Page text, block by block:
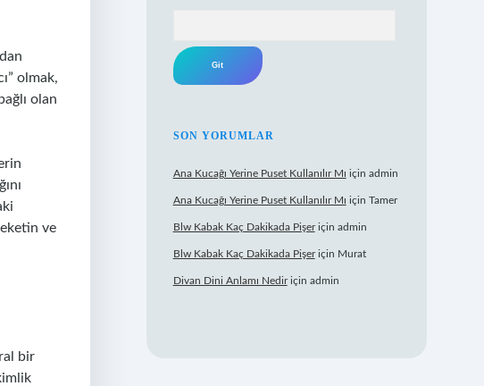
olmak,
olan
ve
bir
SON YORUMLAR
Ana Kucağı Yerine Puset Kullanılır Mı için admin
Ana Kucağı Yerine Puset Kullanılır Mı için Tamer
Blw Kabak Kaç Dakikada Pişeriçin admin
Blw Kabak Kaç Dakikada Pişeriçin Murat
Divan Dini Anlamı Nediriçin admin